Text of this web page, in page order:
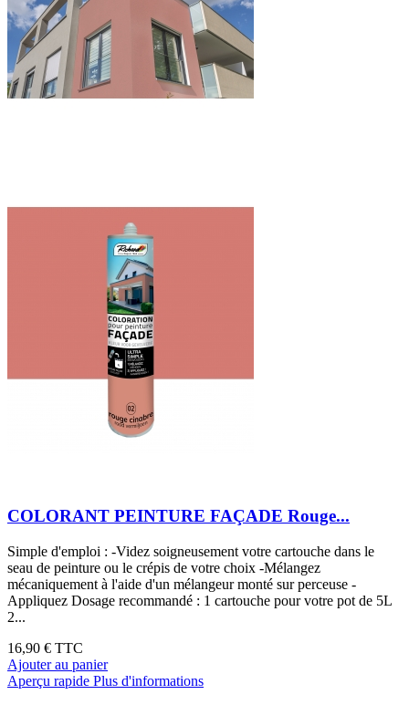
COLORANT PEINTURE FAÇADE Rouge...
Simple d'emploi : -Videz soigneusement votre cartouche dans le
seau de peinture ou le crépis de votre choix -Mélangez
mécaniquement à l'aide d'un mélangeur monté sur perceuse -
Appliquez Dosage recommandé : 1 cartouche pour votre pot de 5L
2...
16,90 € TTC
Ajouter au panier
Aperçu rapide Plus d'informations